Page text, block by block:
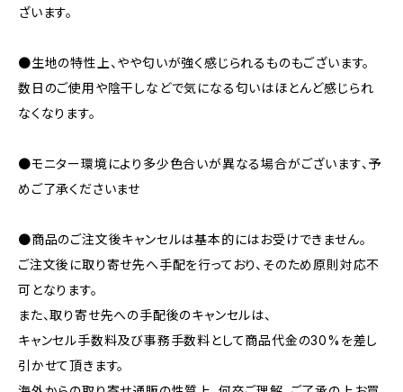
ざいます。
●生地の特性上、やや匂いが強く感じられるものもございます。
数日のご使用や陰干しなどで気になる匂いはほとんど感じられ
なくなります。
●モニター環境により多少色合いが異なる場合がございます、予
めご了承くださいませ
●商品のご注文後キャンセルは基本的にはお受けできません。
ご注文後に取り寄せ先へ手配を行っており、そのため原則対応不
可となります。
また、取り寄せ先への手配後のキャンセルは、
キャンセル手数料及び事務手数料として商品代金の30%を差し
引かせて頂きます。